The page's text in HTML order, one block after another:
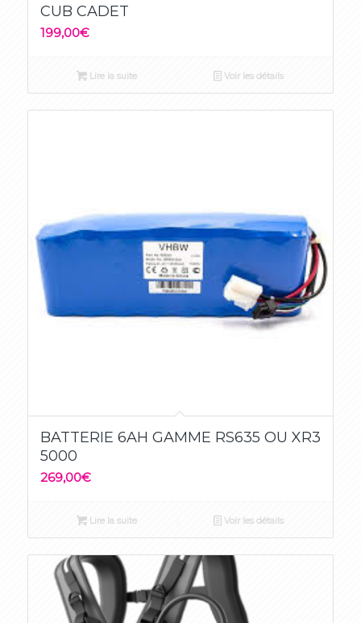
CUB CADET
199,00€
Lire la suite Voir les détails
5.00
BATTERIE 6AH GAMME RS635 OU XR3
5000
269,00€
Lire la suite Voir les détails